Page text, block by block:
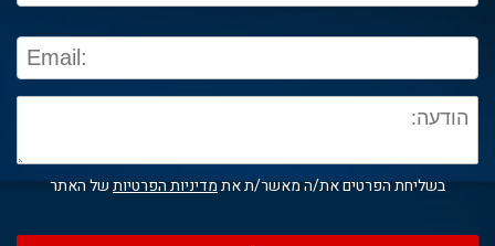
בשליחת הפרטים את/ה מאשר/ת אתמדיניות הפרטיותשל האתר